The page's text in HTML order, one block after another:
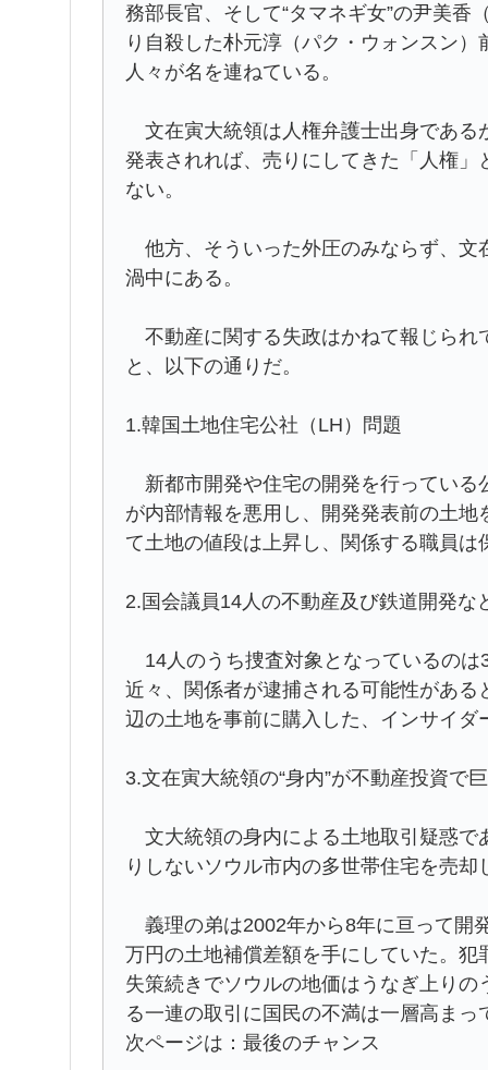
務部長官、そして“タマネギ女”の尹美
り自殺した朴元淳（パク・ウォンスン
人々が名を連ねている。
文在寅大統領は人権弁護士出身である
発表されれば、売りにしてきた「人権
ない。
他方、そういった外圧のみならず、文
渦中にある。
不動産に関する失政はかねて報じられ
と、以下の通りだ。
1.韓国土地住宅公社（LH）問題
新都市開発や住宅の開発を行っている
が内部情報を悪用し、開発発表前の土
て土地の値段は上昇し、関係する職員
2.国会議員14人の不動産及び鉄道開発な
14人のうち捜査対象となっているのは
近々、関係者が逮捕される可能性があ
辺の土地を事前に購入した、インサイダ
3.文在寅大統領の“身内”が不動産投資で
文大統領の身内による土地取引疑惑で
りしないソウル市内の多世帯住宅を売
義理の弟は2002年から8年に亘って開
万円の土地補償差額を手にしていた。
失策続きでソウルの地価はうなぎ上り
る一連の取引に国民の不満は一層高まっ
次ページは：最後のチャンス